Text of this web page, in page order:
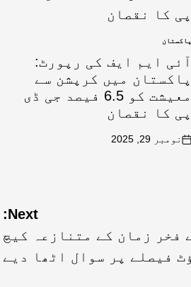
پاکستان
آئی ایم ایف کی رپورٹ:
پاکستان میں کرپشن سے
معیشت کو 6.5 فیصد جی ڈی
پی کا نقصان
نومبر 29, 2025
Next:
فخر زمان کے متنازعہ کیچ
فیصلے پر سوال اٹھا دیے